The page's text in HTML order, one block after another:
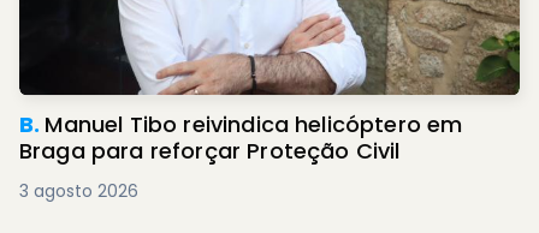
B. Manuel Tibo reivindica helicóptero em
Braga para reforçar Proteção Civil
3 agosto 2026